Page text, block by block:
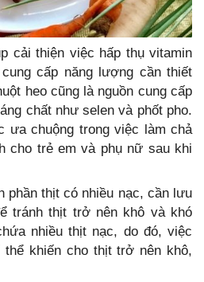
cải thiện việc hấp thụ vitamin
cấp năng lượng cần thiết
heo cũng là nguồn cung cấp
chất như selen và phốt pho.
ưa chuộng trong việc làm chả
cho trẻ em và phụ nữ sau khi
phần thịt có nhiều nạc, cần lưu
tránh thịt trở nên khô và khó
nhiều thịt nạc, do đó, việc
thể khiến cho thịt trở nên khô,